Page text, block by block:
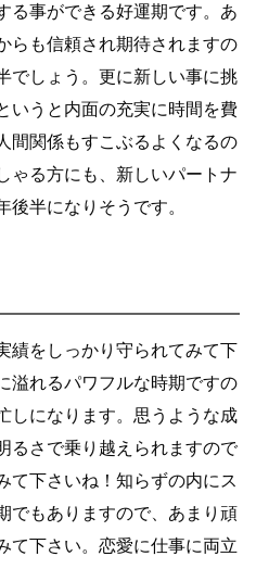
る事ができる好運期です。あ
らも信頼され期待されますの
でしょう。更に新しい事に挑
いうと内面の充実に時間を費
間関係もすこぶるよくなるの
ゃる方にも、新しいパートナ
後半になりそうです。
績をしっかり守られてみて下
溢れるパワフルな時期ですの
しになります。思うような成
るさで乗り越えられますので
て下さいね！知らずの内にス
でもありますので、あまり頑
て下さい。恋愛に仕事に両立